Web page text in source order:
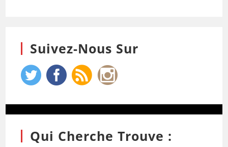
Suivez-Nous Sur
Qui Cherche Trouve :